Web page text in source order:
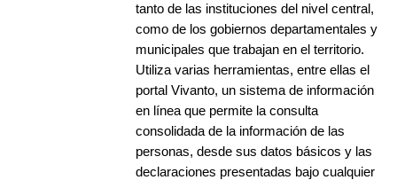
tanto de las instituciones del nivel central,
como de los gobiernos departamentales y
municipales que trabajan en el territorio.
Utiliza varias herramientas, entre ellas el
portal Vivanto, un sistema de información
en línea que permite la consulta
consolidada de la información de las
personas, desde sus datos básicos y las
declaraciones presentadas bajo cualquier